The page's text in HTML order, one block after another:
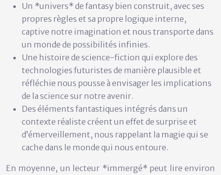
Un *univers* de fantasy bien construit, avec ses
propres règles et sa propre logique interne,
captive notre imagination et nous transporte dans
un monde de possibilités infinies.
Une histoire de science-fiction qui explore des
technologies futuristes de manière plausible et
réfléchie nous pousse à envisager les implications
de la science sur notre avenir.
Des éléments fantastiques intégrés dans un
contexte réaliste créent un effet de surprise et
d’émerveillement, nous rappelant la magie qui se
cache dans le monde qui nous entoure.
En moyenne, un lecteur *immergé* peut lire environ